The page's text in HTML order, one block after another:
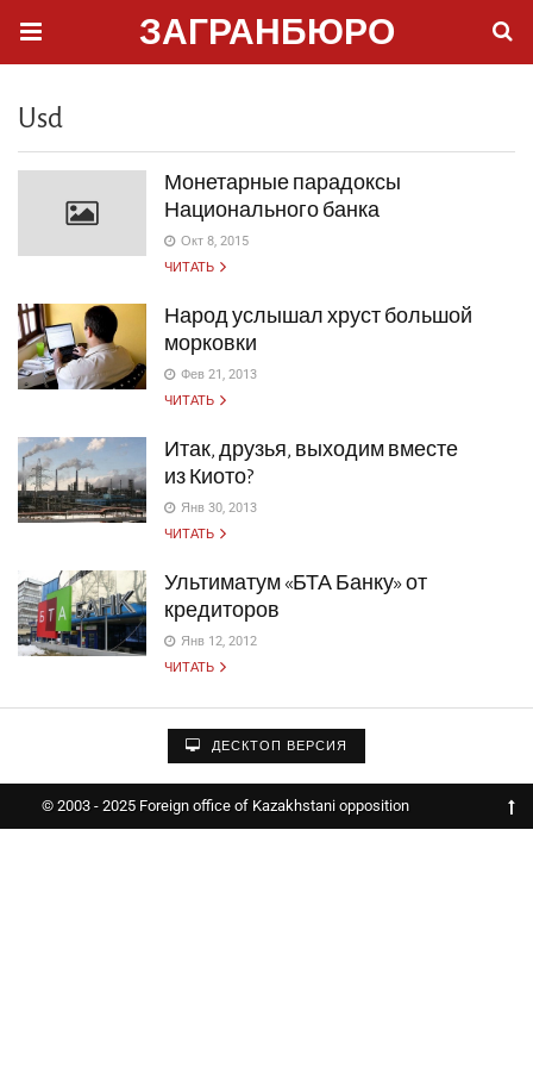
ЗАГРАНБЮРО
Usd
Монетарные парадоксы
Национального банка
Окт 8, 2015
ЧИТАТЬ
Народ услышал хруст большой
морковки
Фев 21, 2013
ЧИТАТЬ
Итак, друзья, выходим вместе
из Киото?
Янв 30, 2013
ЧИТАТЬ
Ультиматум «БТА Банку» от
кредиторов
Янв 12, 2012
ЧИТАТЬ
ДЕСКТОП ВЕРСИЯ
© 2003 - 2025 Foreign office of Kazakhstani opposition